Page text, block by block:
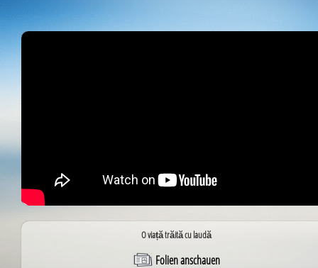
O viață trăită cu laudă
Folien anschauen